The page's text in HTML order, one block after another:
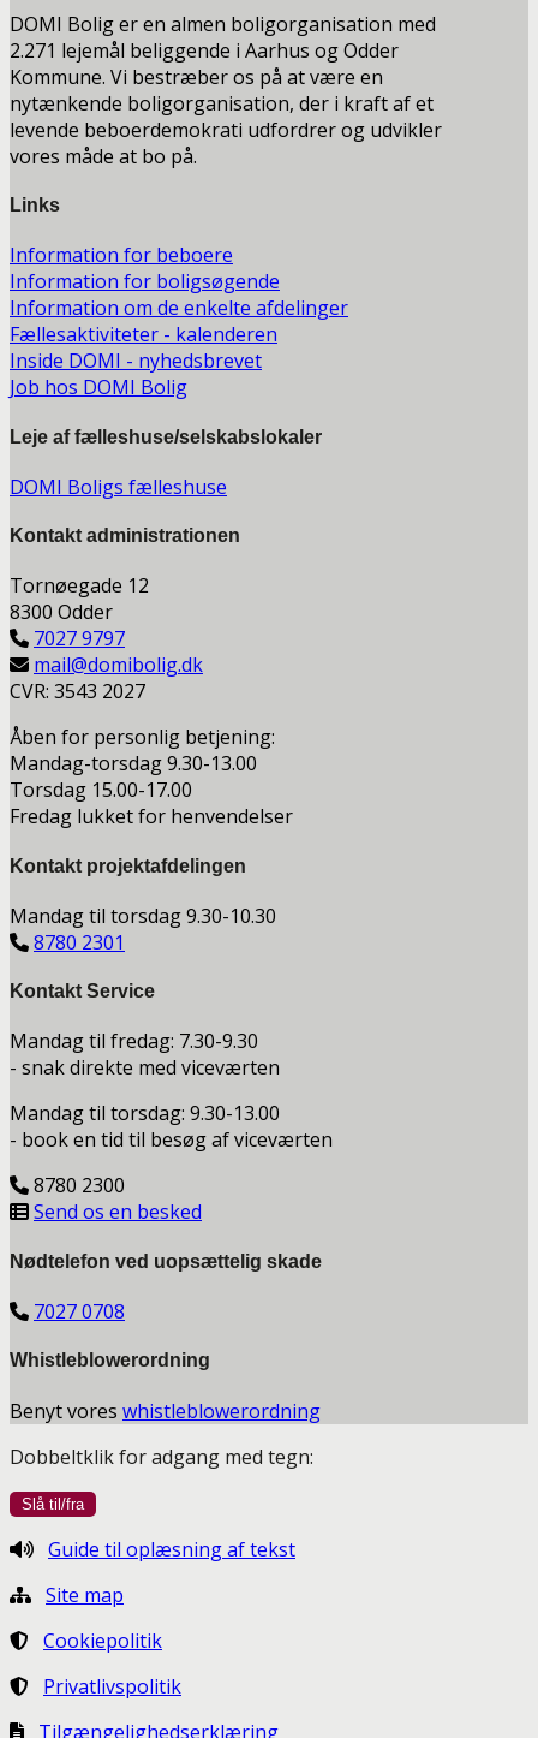
DOMI Bolig er en almen boligorganisation med
2.271 lejemål beliggende i Aarhus og Odder
Kommune. Vi bestræber os på at være en
nytænkende boligorganisation, der i kraft af et
levende beboerdemokrati udfordrer og udvikler
vores måde at bo på.
Links
Information for beboere
Information for boligsøgende
Information om de enkelte afdelinger
Fællesaktiviteter - kalenderen
Inside DOMI - nyhedsbrevet
Job hos DOMI Bolig
Leje af fælleshuse/selskabslokaler
DOMI Boligs fælleshuse
Kontakt administrationen
Tornøegade 12
8300 Odder
7027 9797
mail@domibolig.dk
CVR: 3543 2027
Åben for personlig betjening:
Mandag-torsdag 9.30-13.00
Torsdag 15.00-17.00
Fredag lukket for henvendelser
Kontakt projektafdelingen
Mandag til torsdag 9.30-10.30
8780 2301
Kontakt Service
Mandag til fredag: 7.30-9.30
- snak direkte med viceværten
Mandag til torsdag: 9.30-13.00
- book en tid til besøg af viceværten
8780 2300
Send os en besked
Nødtelefon ved uopsættelig skade
7027 0708
Whistleblowerordning
Benyt vores whistleblowerordning
Dobbeltklik for adgang med tegn:
Guide til oplæsning af tekst
Site map
Cookiepolitik
Privatlivspolitik
Tilgængelighedserklæring